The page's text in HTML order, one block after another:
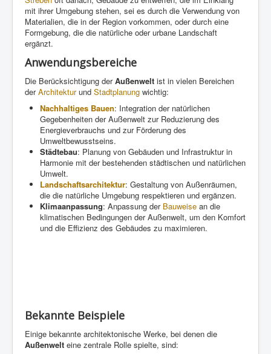
mit ihrer Umgebung stehen, sei es durch die Verwendung von
Materialien, die in der Region vorkommen, oder durch eine
Formgebung, die die natürliche oder urbane Landschaft
ergänzt.
Anwendungsbereiche
Die Berücksichtigung derAußenwelt ist in vielen Bereichen
derArchitekturund Stadtplanung wichtig:
Nachhaltiges Bauen: Integration der natürlichen
Gegebenheiten der Außenwelt zur Reduzierung des
Energieverbrauchs und zur Förderung des
Umweltbewusstseins.
Städtebau: Planung von Gebäuden und Infrastruktur in
Harmonie mit der bestehenden städtischen und natürlichen
Umwelt.
Landschaftsarchitektur: Gestaltung von Außenräumen,
die die natürliche Umgebung respektieren und ergänzen.
Klimaanpassung: Anpassung der Bauweise an die
klimatischen Bedingungen der Außenwelt, um den Komfort
und die Effizienz des Gebäudes zu maximieren.
Bekannte Beispiele
Einige bekannte architektonische Werke, bei denen die
Außenwelt eine zentrale Rolle spielte, sind: